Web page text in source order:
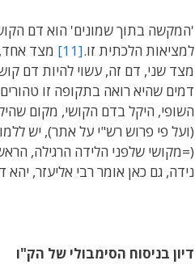
'המקשה בתוך שמונים' הוא דם
למציאות הלכתית זו.[11]
מצד
מצד שני, דם זה, עשוי להיות דם
דמים שהיא רואה בתקופה זו
השופי, היקל בדם הקושי, מקום
(ועל פי פרוש רש"י על אתר), יש
(=מקושי שלפני הלידה הרגילה,
נידה, גם כאן אומר רבי אליעזר, יהא
דיון בניסוח הסימבולי של הק"ו